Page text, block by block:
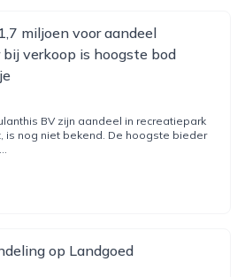
miljoen voor aandeel
verkoop is hoogste bod
BV zijn aandeel in recreatiepark
is nog niet bekend. De hoogste bieder
op Landgoed